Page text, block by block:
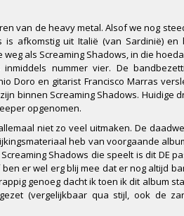
van de heavy metal. Alsof we nog
is afkomstig uit Italië (van Sardinië) en
als Screaming Shadows, in die
nummer vier. De
Doro en gitarist Francisco Marras
binnen Screaming Shadows. Huidige
opgenomen.
niet zo veel uitmaken. De
heb van voorgaande
Shadows die speelt is dit DE
er wel erg blij mee dat er nog altijd
genoeg dacht ik toen ik dit album
(vergelijkbaar qua stijl, ook de